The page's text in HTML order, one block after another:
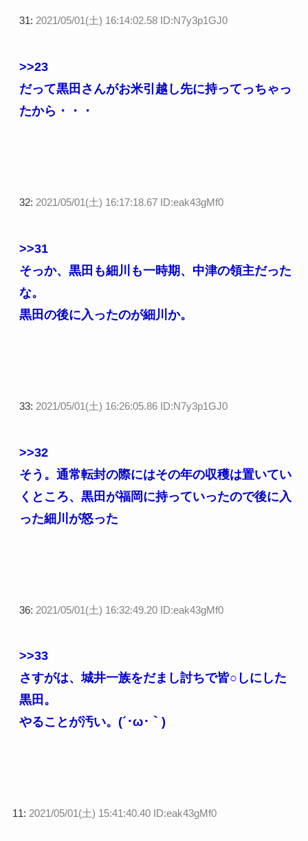
31: 2021/05/01(土) 16:14:02.58 ID:N7y3p1GJ0
>>23
だって黒田さんがお米引越し先に持ってっちゃっ
たから・・・
32: 2021/05/01(土) 16:17:18.67 ID:eak43gMf0
>>31
そっか、黒田も細川も一時期、中津の領主だった
な。
黒田の後に入ったのが細川か。
33: 2021/05/01(土) 16:26:05.86 ID:N7y3p1GJ0
>>32
そう。通常転封の際にはその年の収穫は置いてい
くところ、黒田が福岡に持っていったので後に入
った細川が怒った
36: 2021/05/01(土) 16:32:49.20 ID:eak43gMf0
>>33
さすがは、城井一族をだまし討ちで皆○しにした
黒田。
やることが汚い。(´･ω･｀)
11: 2021/05/01(土) 15:41:40.40 ID:eak43gMf0